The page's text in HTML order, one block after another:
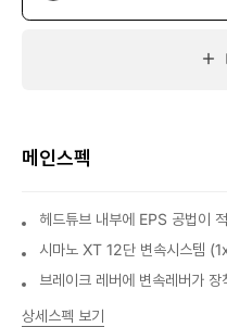
메인스펙
헤드튜브 내부에 EPS 공법이
시마노 XT 12단 변속시스템
브레이크 레버에 변속레버가
상세스펙 보기